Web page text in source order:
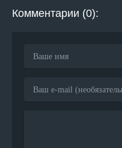
Комментарии (0):